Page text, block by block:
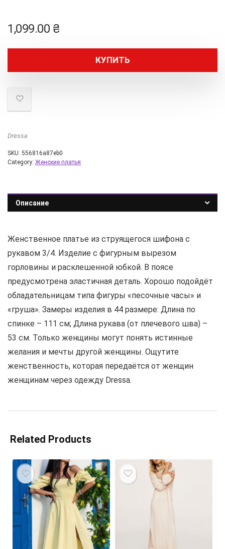
1,099.00 ₴
КУПИТЬ
Dressa
SKU: 556816a87eb0
Category: Женские платья
Описание
Женственное платье из струящегося шифона с
рукавом 3/4. Изделие с фигурным вырезом
горловины и расклешенной юбкой. В поясе
предусмотрена эластичная деталь. Хорошо подойдёт
обладательницам типа фигуры «песочные часы» и
«груша». Замеры изделия в 44 размере: Длина по
спинке – 111 см; Длина рукава (от плечевого шва) –
53 см. Только женщины могут понять истинные
желания и мечты другой женщины. Ощутите
женственность, которая передаётся от женщин
женщинам через одежду Dressa.
Related Products